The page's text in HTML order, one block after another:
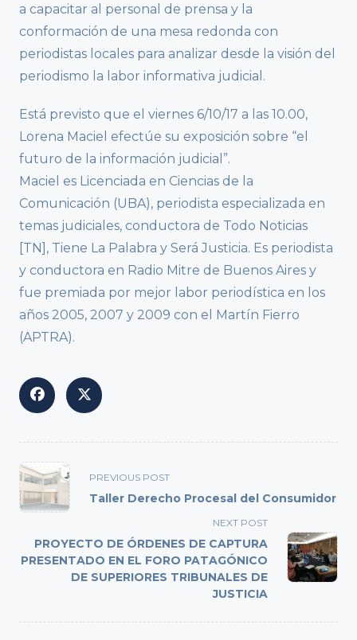
a capacitar al personal de prensa y la
conformación de una mesa redonda con
periodistas locales para analizar desde la visión del
periodismo la labor informativa judicial.
Está previsto que el viernes 6/10/17 a las 10.00,
Lorena Maciel efectúe su exposición sobre “el
futuro de la información judicial”.
Maciel es Licenciada en Ciencias de la
Comunicación (UBA), periodista especializada en
temas judiciales, conductora de Todo Noticias
[TN], Tiene La Palabra y Será Justicia. Es periodista
y conductora en Radio Mitre de Buenos Aires y
fue premiada por mejor labor periodística en los
años 2005, 2007 y 2009 con el Martín Fierro
(APTRA).
<span
class="nav-
subtitle
reader-
text">Page</span>
PREVIOUS POST
Taller Derecho Procesal del Consumidor
NEXT POST
PROYECTO DE ÓRDENES DE CAPTURA
PRESENTADO EN EL FORO PATAGÓNICO
DE SUPERIORES TRIBUNALES DE
JUSTICIA